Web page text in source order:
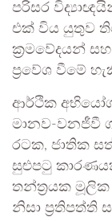
පරිසර
එක් විය යුතුව
ක්‍රමවේදයන්
ප්‍රවේශ වීමේ
ආර්ථික
මානව-වනජීවී
රටක, ජාතික
සුළුපටු
තන්ත්‍රයක මූලික
නිසා